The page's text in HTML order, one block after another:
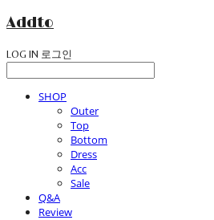
Addto
LOG IN 로그인
SHOP
Outer
Top
Bottom
Dress
Acc
Sale
Q&A
Review